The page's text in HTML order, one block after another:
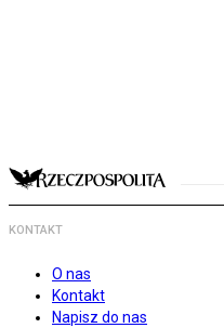
KONTAKT
O nas
Kontakt
Napisz do nas